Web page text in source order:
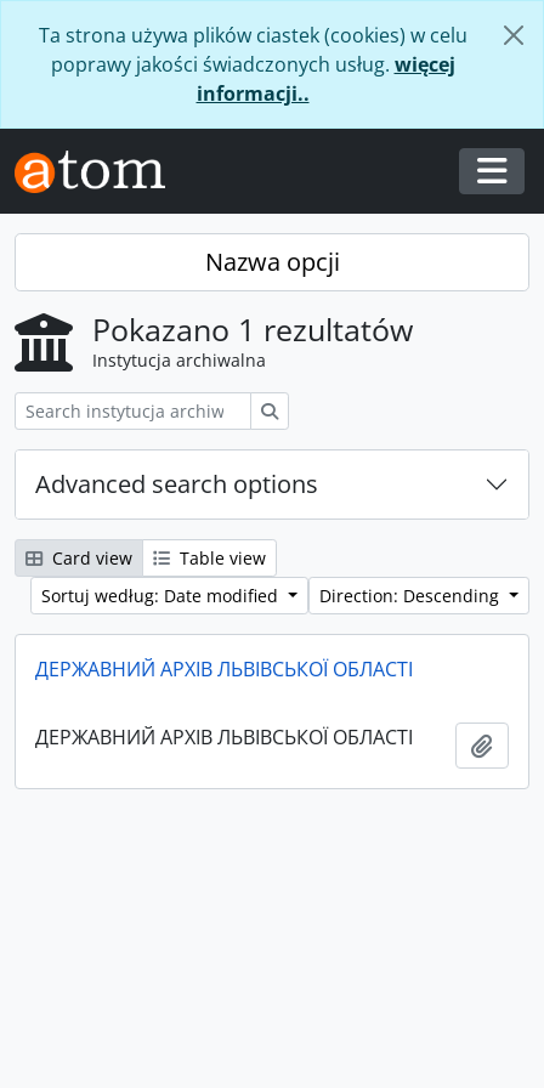
Ta strona używa plików ciastek (cookies) w celu
poprawy jakości świadczonych usług. więcej
informacji..
Nazwa opcji
Pokazano 1 rezultatów
Instytucja archiwalna
Advanced search options
Card view
Table view
Sortuj według: Date modified
Direction: Descending
ДЕРЖАВНИЙ АРХІВ ЛЬВІВСЬКОЇ ОБЛАСТІ
ДЕРЖАВНИЙ АРХІВ ЛЬВІВСЬКОЇ ОБЛАСТІ